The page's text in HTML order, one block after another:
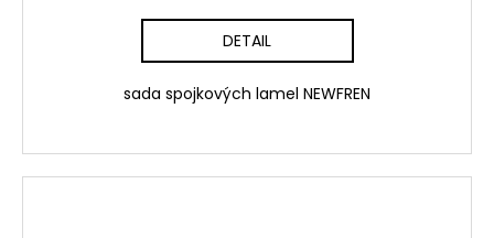
DETAIL
sada spojkových lamel NEWFREN